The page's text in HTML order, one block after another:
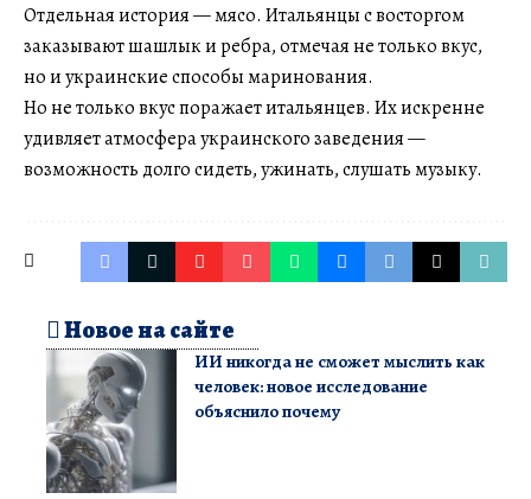
Отдельная история — мясо. Итальянцы с восторгом
заказывают шашлык и ребра, отмечая не только вкус,
но и украинские способы маринования.
Но не только вкус поражает итальянцев. Их искренне
удивляет атмосфера украинского заведения —
возможность долго сидеть, ужинать, слушать музыку.
Новое на сайте
ИИ никогда не сможет мыслить как
человек: новое исследование
объяснило почему